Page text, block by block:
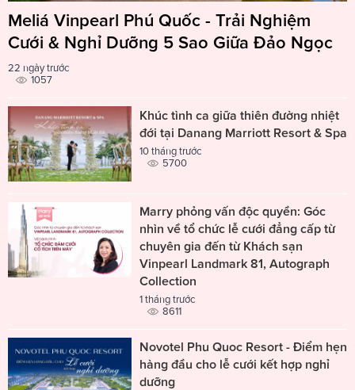
Meliá Vinpearl Phú Quốc - Trải Nghiệm
Cưới & Nghỉ Dưỡng 5 Sao Giữa Đảo Ngọc
22 ngày trước
1057
Khúc tình ca giữa thiên đường nhiệt
đới tại Danang Marriott Resort & Spa
10 tháng trước
5700
Marry phỏng vấn độc quyền: Góc
nhìn về tổ chức lễ cưới đẳng cấp từ
chuyên gia đến từ Khách sạn
Vinpearl Landmark 81, Autograph
Collection
1 tháng trước
8611
Novotel Phu Quoc Resort - Điểm hẹn
hàng đầu cho lễ cưới kết hợp nghỉ
dưỡng